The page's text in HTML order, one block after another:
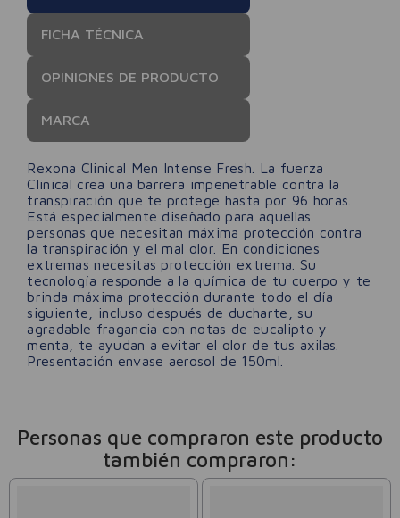
FICHA TÉCNICA
OPINIONES DE PRODUCTO
MARCA
Rexona Clinical Men Intense Fresh. La fuerza
Clinical crea una barrera impenetrable contra la
transpiración que te protege hasta por 96 horas.
Está especialmente diseñado para aquellas
personas que necesitan máxima protección contra
la transpiración y el mal olor. En condiciones
extremas necesitas protección extrema. Su
tecnología responde a la química de tu cuerpo y te
brinda máxima protección durante todo el día
siguiente, incluso después de ducharte, su
agradable fragancia con notas de eucalipto y
menta, te ayudan a evitar el olor de tus axilas.
Presentación envase aerosol de 150ml.
Personas que compraron este producto
también compraron: